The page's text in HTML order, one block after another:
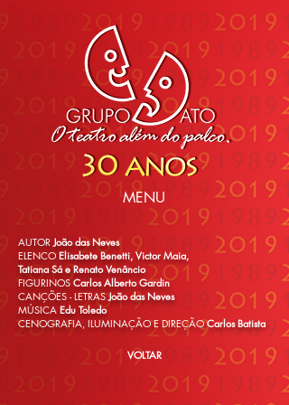
MENU
AUTOR João das Neves
ELENCO Elisabete Benetti, Victor Maia,
Tatiana Sá e Renato Venâncio
FIGURINOS Carlos Alberto Gardin
CANÇÕES -LETRASJoão das Neves
MÚSICA Edu Toledo
CENOGRAFIA, ILUMINAÇÃO E DIREÇÃOCarlos Batista
VOLTAR